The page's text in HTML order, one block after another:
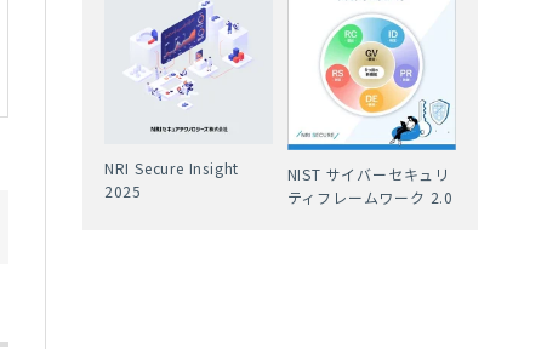
NRI Secure Insight
2025
NIST サイバーセキュリ
ティフレームワーク 2.0